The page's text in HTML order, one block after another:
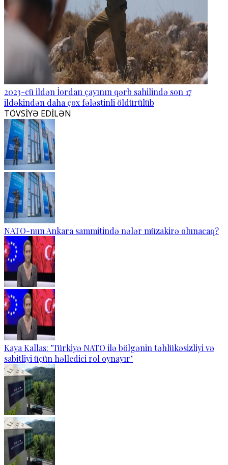
2023-cü ildən İordan çayının qərb sahilində son 17
ildəkindən daha çox fələstinli öldürülüb
TÖVSİYƏ EDİLƏN
NATO-nun Ankara sammitində nələr müzakirə olunacaq?
Kaya Kallas: "Türkiyə NATO ilə bölgənin təhlükəsizliyi və
sabitliyi üçün həlledici rol oynayır"